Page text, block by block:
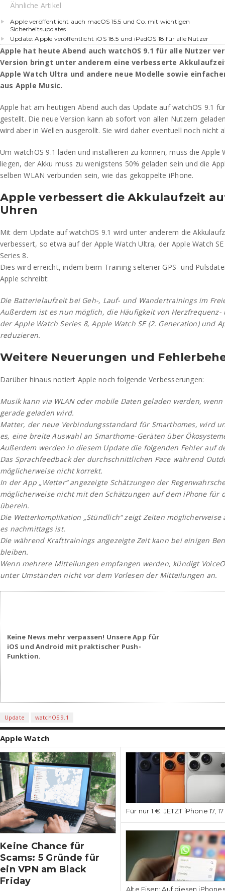
Ähnliche Artikel
Apple veröffentlicht auch macOS 15.5 und Co. mit wichtigen
Sicherheitsupdates
Update: Apple veröffentlicht iOS 18.5 und iPadOS 18 für alle Nutzer
Apple hat heute Abend auch watchOS 9.1 für alle Nutzer
Version bringt unter anderem eine verbesserte
Apple Watch Ultra und andere neue Modelle sowie
aus Apple Music.
Apple hat am heutigen Abend auch das Update auf watchOS 9.1
gestellt. Die neue Version kann ab sofort von allen Nutzern
wird aber in Wellen ausgerollt. Sie wird daher eventuell noch nicht
Um watchOS 9.1 laden und installieren zu können, muss die Apple
liegen, der Akku muss zu wenigstens 50% geladen sein und die
selben WLAN verbunden sein, wie das gekoppelte iPhone.
Apple verbessert die Akkulaufzeit
Uhren
Mit dem Update auf watchOS 9.1 wird unter anderem die
verbessert, so etwa auf der Apple Watch Ultra, der Apple Watch
Series 8.
Dies wird erreicht, indem beim Training seltener GPS- und
Apple schreibt:
Die Batterielaufzeit bei Geh-, Lauf- und Wandertrainings im
Außerdem ist es nun möglich, die Häufigkeit von Herzfrequenz-
der Apple Watch Series 8, Apple Watch SE (2. Generation) und
reduzieren.
Weitere Neuerungen und
Darüber hinaus notiert Apple noch folgende Verbesserungen:
Musik kann via WLAN oder mobile Daten geladen werden,
gerade geladen wird.
Matter, der neue Verbindungsstandard für Smarthomes, wird
es, eine breite Auswahl an Smarthome-Geräten über
Außerdem werden in diesem Update die folgenden Fehler auf
Das Sprachfeedback der durchschnittlichen Pace während
möglicherweise nicht korrekt.
In der App „Wetter“ angezeigte Schätzungen der
möglicherweise nicht mit den Schätzungen auf dem iPhone für
überein.
Die Wetterkomplikation „Stündlich“ zeigt Zeiten
es nachmittags ist.
Die während Krafttrainings angezeigte Zeit kann bei einigen
bleiben.
Wenn mehrere Mitteilungen empfangen werden, kündigt
unter Umständen nicht vor dem Vorlesen der Mitteilungen an.
Keine News mehr verpassen! Unsere App für
iOS und Android mit praktischer Push-
Funktion.
Update watchOS 9.1
Apple Watch
Keine Chance für
Scams: 5 Gründe für
ein VPN am Black
Friday
Für nur 1 €: JETZT iPhone 17,
Alte Eisen: Auf diesen